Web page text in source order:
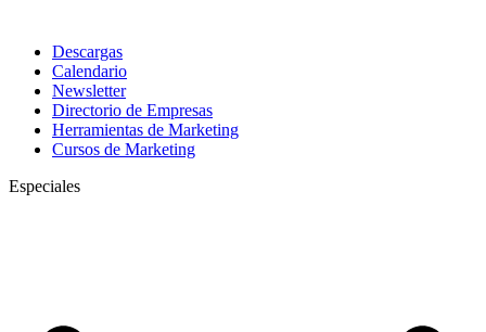
Descargas
Calendario
Newsletter
Directorio de Empresas
Herramientas de Marketing
Cursos de Marketing
Especiales